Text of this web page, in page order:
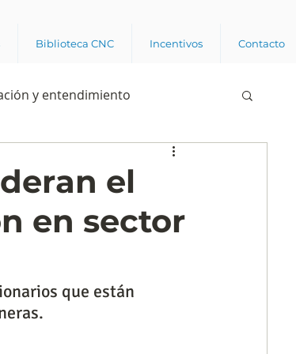
Biblioteca CNC Incentivos Contacto
y entendimiento
Business analytics
Consultas de opinión pública
Experiencia del trabajador
el
en sector
que están